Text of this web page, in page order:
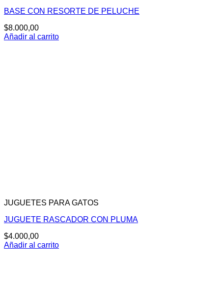
BASE CON RESORTE DE PELUCHE
$8.000,00
Añadir al carrito
JUGUETES PARA GATOS
JUGUETE RASCADOR CON PLUMA
$4.000,00
Añadir al carrito